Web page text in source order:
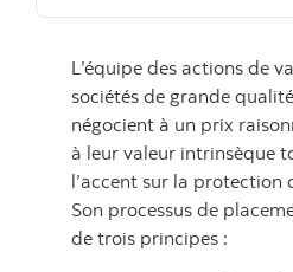
L’équipe des actions de
sociétés de grande
négocient à un prix
à leur valeur intrinsèque
l’accent sur la protection
Son processus de
de trois principes :